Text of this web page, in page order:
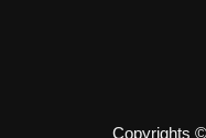
Copyrights